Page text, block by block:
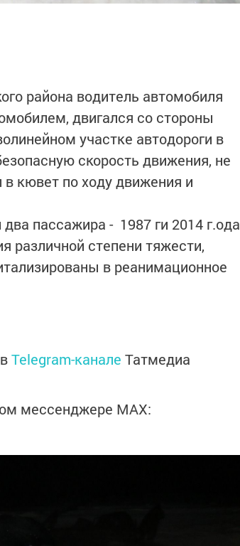
района водитель автомобиля
двигался со стороны
участке автодороги в
скорость движения, не
кювет по ходу движения и
пассажира - 1987 ги 2014 г.ода
различной степени тяжести,
в реанимационное
Telegram-канале Татмедиа
мессенджере MАХ: